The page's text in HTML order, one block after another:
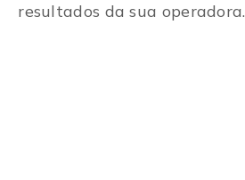
resultados da sua operadora.